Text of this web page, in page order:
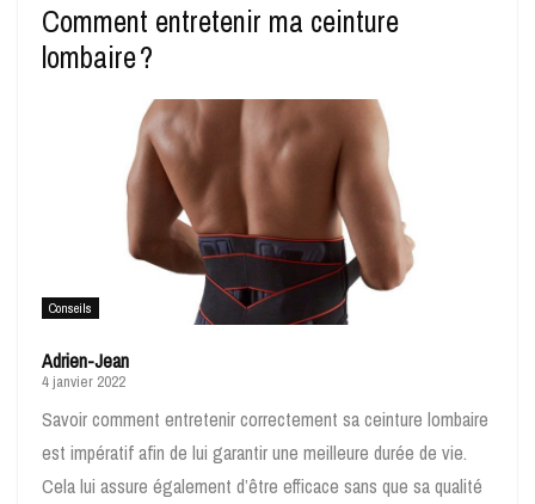
Comment entretenir ma ceinture
lombaire ?
Conseils
Adrien-Jean
4 janvier 2022
Savoir comment entretenir correctement sa ceinture lombaire
est impératif afin de lui garantir une meilleure durée de vie.
Cela lui assure également d’être efficace sans que sa qualité